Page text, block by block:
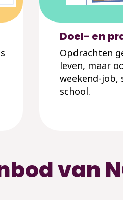
Doel- en
Opdrachten
leven, maar
weekend-
school.
van